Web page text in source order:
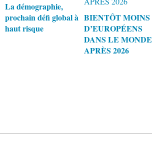
La démographie,
prochain défi global à
haut risque
BIENTÔT MOINS
D’EUROPÉENS
DANS LE MONDE
APRÈS 2026